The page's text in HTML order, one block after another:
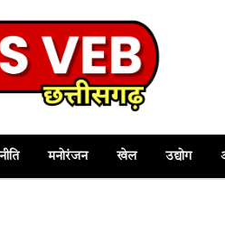
मनोरंजन खेल उद्योग